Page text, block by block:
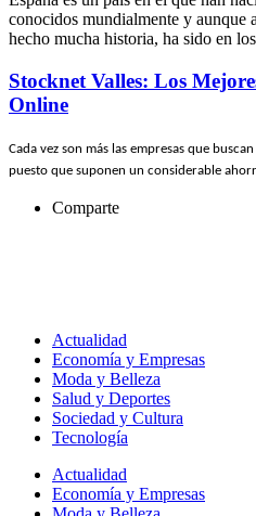
conocidos mundialmente y aunque
hecho mucha historia, ha sido en
Stocknet Valles: Los
Online
Cada vez son más las empresas que
puesto que suponen un considerable
Comparte
Actualidad
Economía y Empresas
Moda y Belleza
Salud y Deportes
Sociedad y Cultura
Tecnología
Actualidad
Economía y Empresas